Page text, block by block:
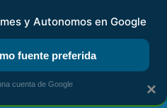
KIT DIGITAL RENTA
×
y Autonomos en Google
fuente preferida
cuenta de Google